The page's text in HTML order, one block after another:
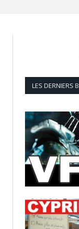
LES DERNIERS